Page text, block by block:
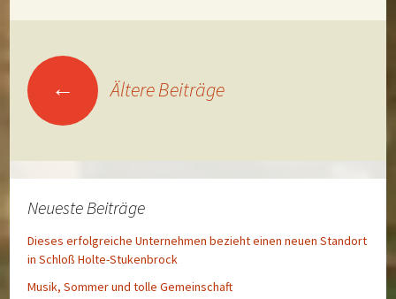
Beitragsnavigation
← Ältere Beiträge
Neueste Beiträge
Dieses erfolgreiche Unternehmen bezieht einen neuen Standort
in Schloß Holte-Stukenbrock
Musik, Sommer und tolle Gemeinschaft